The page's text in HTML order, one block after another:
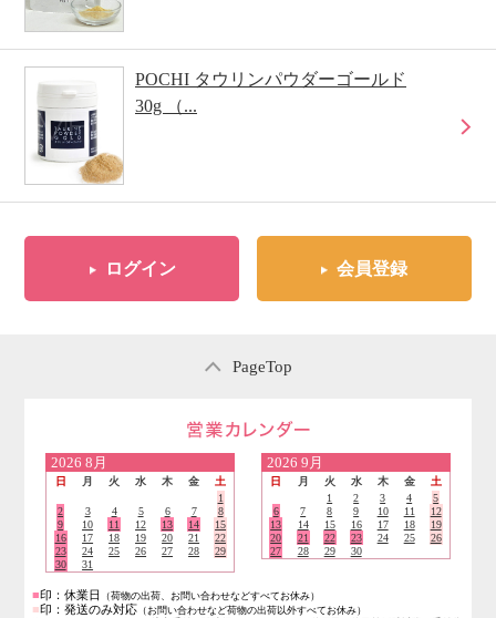
POCHI タウリンパウダーゴールド
30g （...
ログイン 会員登録
PageTop
2026 8月
日 月 火 水 木 金
土
1
2
3 4 5 6 7
8
9
10 11 12 13 14
15
16
17 18 19 20 21
22
23
24 25 26 27 28
29
30
31
2026 9月
日 月 火 水 木 金
土
1
2 3 4
5
6
7 8 9 10 11
12
13
14 15 16 17 18
19
20
21 22 23 24 25
26
27
28 29 30
■印：休業日 （荷物の出荷、お問い合わせなどすべてお休み）
■印：発送のみ対応 （お問い合わせなど荷物の出荷以外すべてお休み）